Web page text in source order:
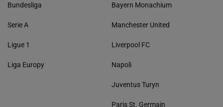
Bundesliga
Serie A
Ligue 1
Liga Europy
Bayern Monachium
Manchester United
Liverpool FC
Napoli
Juventus Turyn
Paris St. Germain